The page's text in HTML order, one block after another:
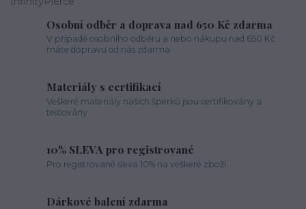
Osobní odběr a doprava nad 650 Kč zdarma
V případě osobního odběru a nebo nákupu nad 650 Kč
máte dopravu od nás zdarma
Materiály s certifikací
Veškeré materiály našich šperků jsou certifikovány a
testovány
10% SLEVA pro registrované
Pro registrované sleva 10% na veškeré zboží
Dárkové balení zdarma